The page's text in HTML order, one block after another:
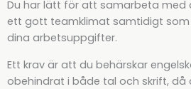
Du har lätt för att samarbeta med
ett gott teamklimat samtidigt
dina arbetsuppgifter.
Ett krav är att du behärskar
obehindrat i både tal och skrift, då